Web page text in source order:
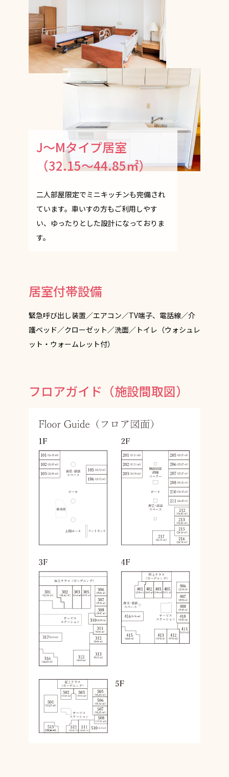
J～Mタイプ居室
（32.15～44.85㎡）
二人部屋限定でミニキッチンも完備され
ています。車いすの方もご利用しやす
い、ゆったりとした設計になっておりま
す。
居室付帯設備
緊急呼び出し装置／エアコン／TV端子、電話線／介
護ベッド／クローゼット／洗面／トイレ（ウォシュレ
ット・ウォームレット付）
フロアガイド（施設間取図）